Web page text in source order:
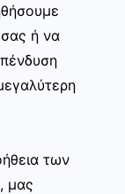
σας ή να
των
μας